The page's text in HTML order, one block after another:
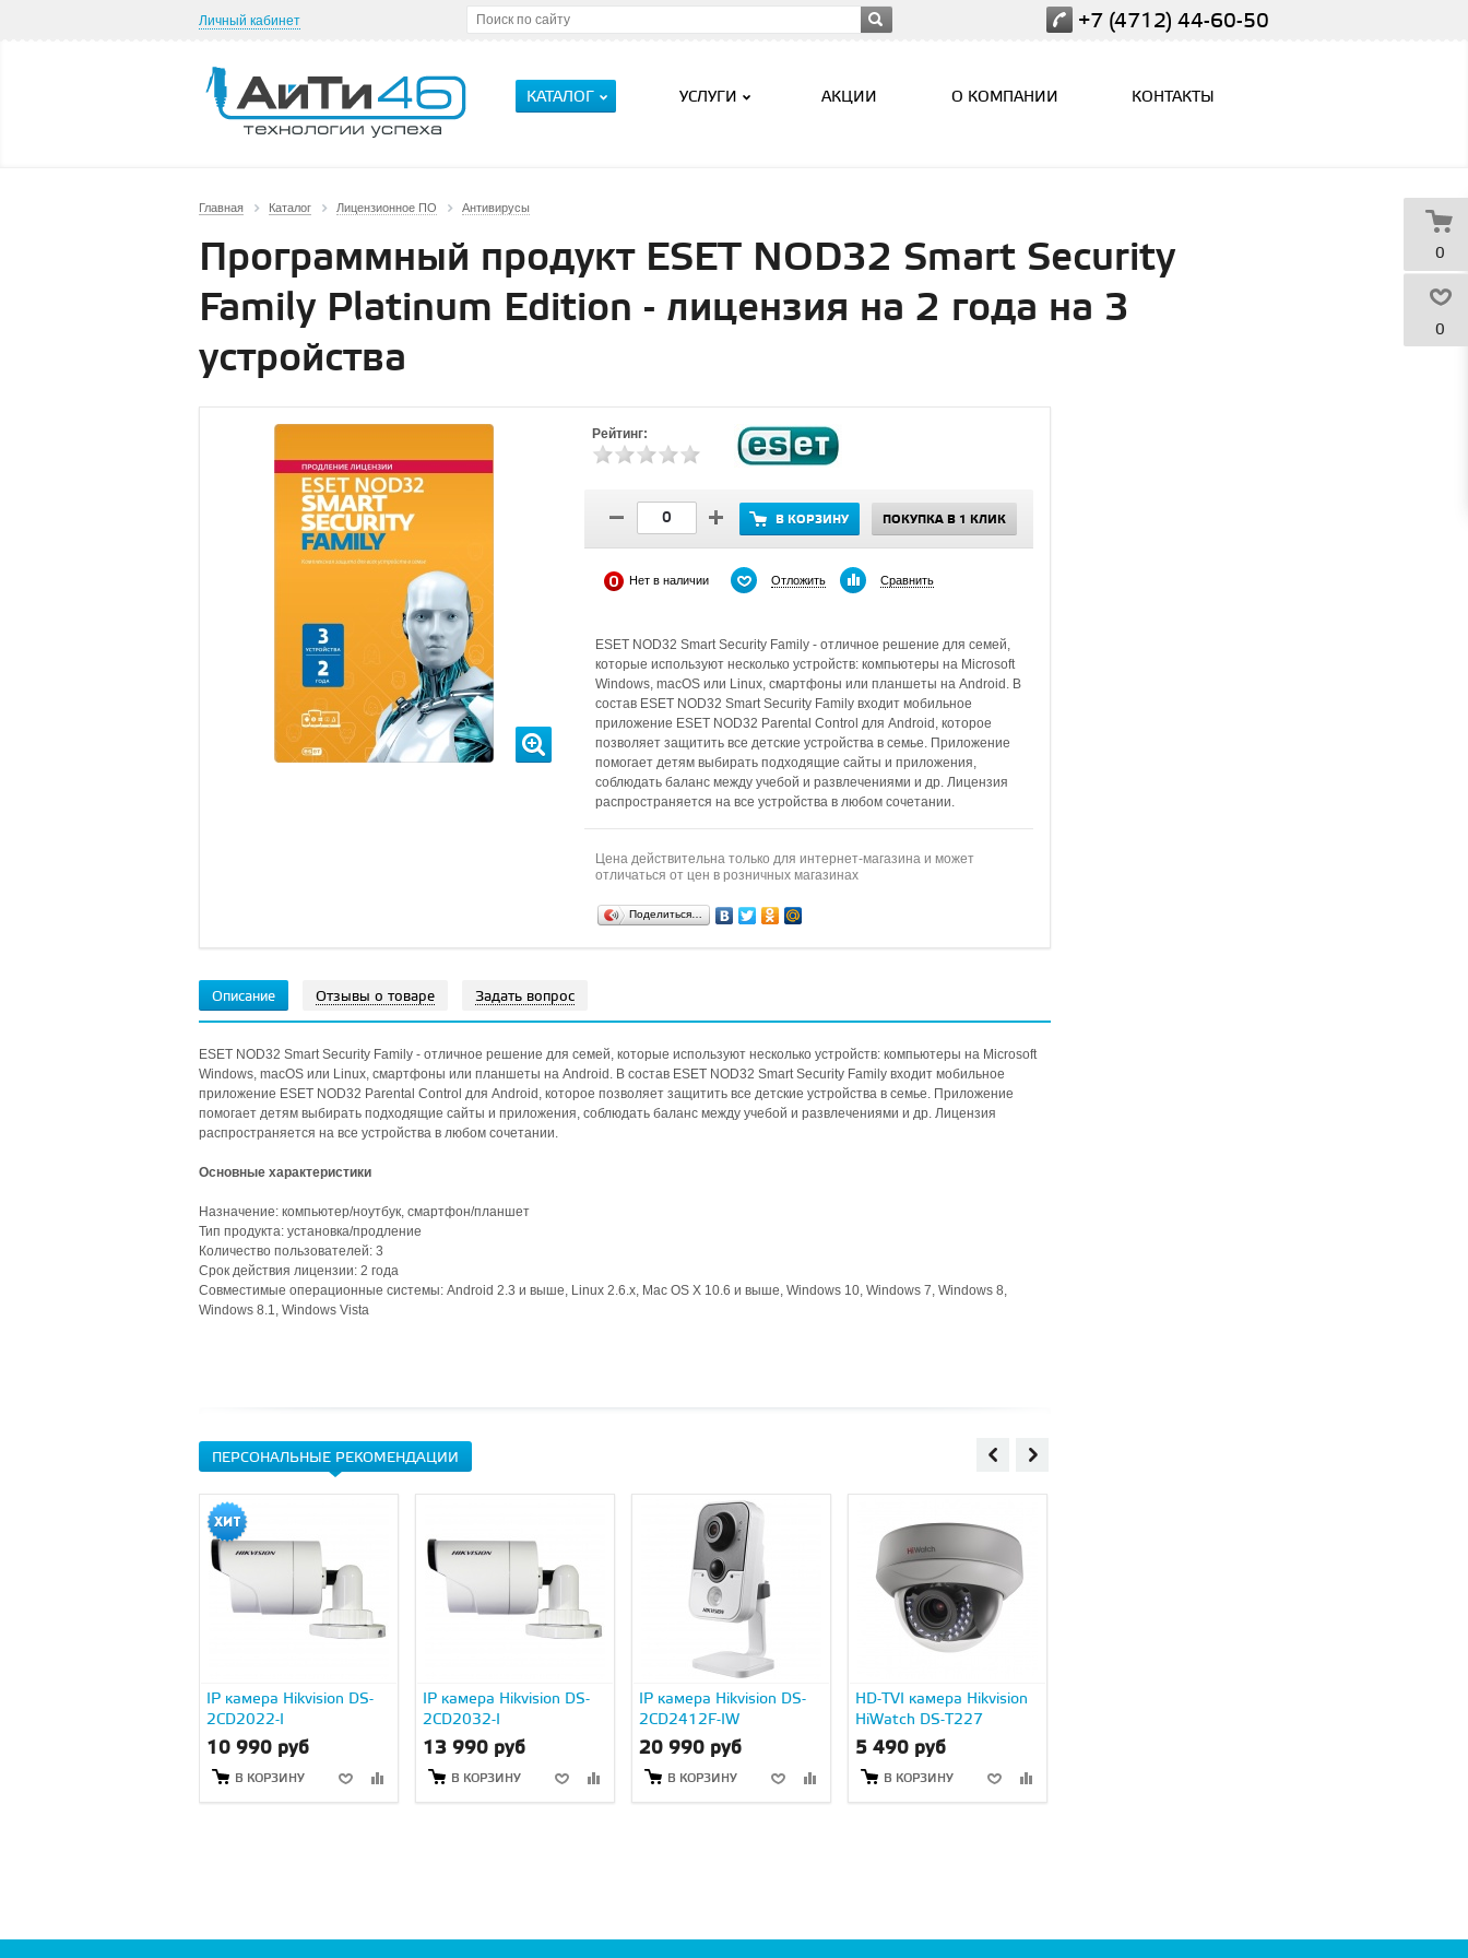
Личный кабинет +7 (4712) 44-60-50
КАТАЛОГ УСЛУГИ АКЦИИ О КОМПАНИИ КОНТАКТЫ
0
0
Главная Каталог Лицензионное ПО Антивирусы
Программный продукт ESET NOD32 Smart Security
Family Platinum Edition - лицензия на 2 года на 3
устройства
Рейтинг:
В КОРЗИНУ ПОКУПКА В 1 КЛИК
Нет в наличии Отложить Сравнить
ESET NOD32 Smart Security Family - отличное решение для семей,
которые используют несколько устройств: компьютеры на Microsoft
Windows, macOS или Linux, смартфоны или планшеты на Android. В
состав ESET NOD32 Smart Security Family входит мобильное
приложение ESET NOD32 Parental Control для Android, которое
позволяет защитить все детские устройства в семье. Приложение
помогает детям выбирать подходящие сайты и приложения,
соблюдать баланс между учебой и развлечениями и др. Лицензия
распространяется на все устройства в любом сочетании.
Цена действительна только для интернет-магазина и может
отличаться от цен в розничных магазинах
Поделиться…
Описание Отзывы о товаре Задать вопрос
ESET NOD32 Smart Security Family - отличное решение для семей, которые используют несколько устройств: компьютеры на Microsoft
Windows, macOS или Linux, смартфоны или планшеты на Android. В состав ESET NOD32 Smart Security Family входит мобильное
приложение ESET NOD32 Parental Control для Android, которое позволяет защитить все детские устройства в семье. Приложение
помогает детям выбирать подходящие сайты и приложения, соблюдать баланс между учебой и развлечениями и др. Лицензия
распространяется на все устройства в любом сочетании.
Основные характеристики
Назначение: компьютер/ноутбук, смартфон/планшет
Тип продукта: установка/продление
Количество пользователей: 3
Срок действия лицензии: 2 года
Совместимые операционные системы: Android 2.3 и выше, Linux 2.6.x, Mac OS X 10.6 и выше, Windows 10, Windows 7, Windows 8,
Windows 8.1, Windows Vista
ПЕРСОНАЛЬНЫЕ РЕКОМЕНДАЦИИ
IP камера Hikvision DS-
2CD2022-I
10 990 руб
В КОРЗИНУ
IP камера Hikvision DS-
2CD2032-I
13 990 руб
В КОРЗИНУ
IP камера Hikvision DS-
2CD2412F-IW
20 990 руб
В КОРЗИНУ
HD-TVI камера Hikvision
HiWatch DS-T227
5 490 руб
В КОРЗИНУ